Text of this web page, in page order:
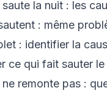
la nuit : les
: même
: identifier la
ce qui fait sauter
remonte pas :